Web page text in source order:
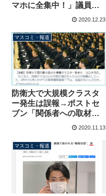
マホに全集中！」議員事
務所に取材「別人で
2020.12.23
マスコミ・報道
防衛大で大規模クラスタ
ー発生は誤報→ポストセ
ブン「関係者への取材を
もとに掲載しましたが記
が、謝罪する気はない模
2020.11.13
マスコミ・報道